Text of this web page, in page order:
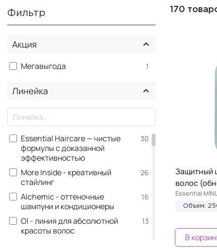
Фильтр
Акция
Мегавыгода 1
Линейка
Essential Haircare — чистые
формулы с доказанной
эффективностью
30
More Inside - креативный
стайлинг
26
Alchemic - оттеночные
шампуни и кондиционеры
16
OI - линия для абсолютной
красоты волос
13
170
Защитный
волос
Essential
Объем:
В